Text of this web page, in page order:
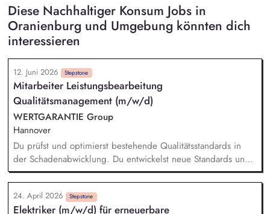
Diese Nachhaltiger Konsum Jobs in
Oranienburg und Umgebung könnten dich
interessieren
12. Juni 2026 Stepstone
Mitarbeiter Leistungsbearbeitung
Qualitätsmanagement (m/w/d)
WERTGARANTIE Group
Hannover
Du prüfst und optimierst bestehende Qualitätsstandards in
der Schadenabwicklung. Du entwickelst neue Standards und
setzt sie um, um ein erstklassiges Servicelevel
sicherzustellen. Du baust aussagekräftige Qualitätskennzahlen
auf, behältst sie im Blick und entwickelst sie kontinuierlich
24. April 2026 Stepstone
Elektriker (m/w/d) für erneuerbare